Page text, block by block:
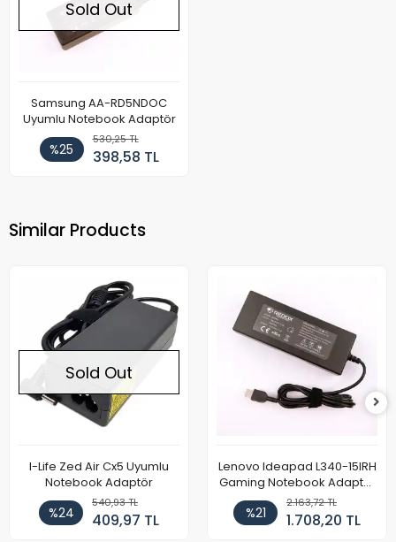
Sold Out
Samsung AA-RD5NDOC
Uyumlu Notebook Adaptör
%25
530,25 TL
398,58 TL
Similar Products
Sold Out
I-Life Zed Air Cx5 Uyumlu
Notebook Adaptör
%24
540,93 TL
409,97 TL
Lenovo Ideapad L340-15IRH
Gaming Notebook Adaptör
Cihazı Şarj Aleti (150W)
%21
2.163,72 TL
1.708,20 TL